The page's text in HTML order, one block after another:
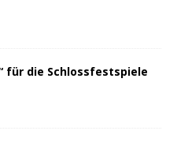
für die Schlossfestspiele